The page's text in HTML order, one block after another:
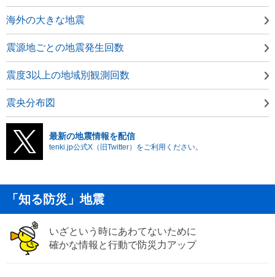
海外の大きな地震
震源地ごとの地震発生回数
震度3以上の地域別観測回数
震央分布図
最新の地震情報を配信
tenki.jp公式X（旧Twitter）をご利用ください。
「知る防災」地震
いざという時にあわてないために
確かな情報と行動で防災力アップ